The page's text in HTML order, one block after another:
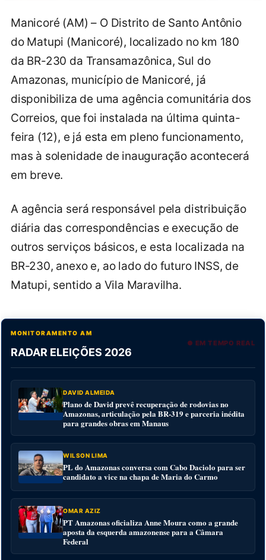
Manicoré (AM) – O Distrito de Santo Antônio
do Matupi (Manicoré), localizado no km 180
da BR-230 da Transamazônica, Sul do
Amazonas, município de Manicoré, já
disponibiliza de uma agência comunitária dos
Correios, que foi instalada na última quinta-
feira (12), e já esta em pleno funcionamento,
mas à solenidade de inauguração acontecerá
em breve.
A agência será responsável pela distribuição
diária das correspondências e execução de
outros serviços básicos, e esta localizada na
BR-230, anexo e, ao lado do futuro INSS, de
Matupi, sentido a Vila Maravilha.
MONITORAMENTO AM
RADAR ELEIÇÕES 2026
● EM TEMPO REAL
DAVID ALMEIDA
Plano de David prevê recuperação de rodovias no
Amazonas, articulação pela BR-319 e parceria inédita
para grandes obras em Manaus
WILSON LIMA
PL do Amazonas conversa com Cabo Daciolo para ser
candidato a vice na chapa de Maria do Carmo
OMAR AZIZ
PT Amazonas oficializa Anne Moura como a grande
aposta da esquerda amazonense para a Câmara
Federal